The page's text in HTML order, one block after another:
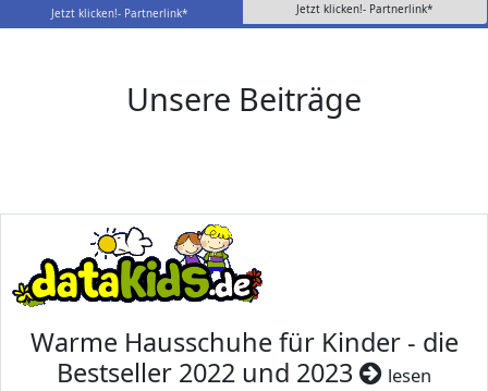
Jetzt klicken!- Partnerlink* Jetzt klicken!- Partnerlink*
Unsere Beiträge
Warme Hausschuhe für Kinder - die
Bestseller 2022 und 2023
lesen